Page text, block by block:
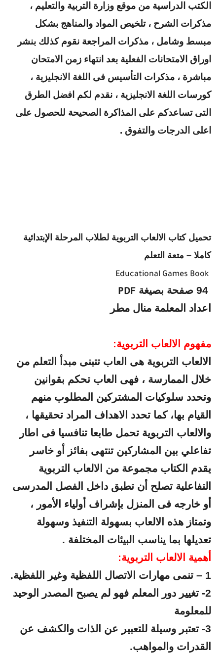
الكتب الدراسية من موقع وزارة التربية والتعليم ،
مذكرات الشرح ، تلخيص المواد والمناهج بشكل
مبسط وشامل ، مذكرات المراجعة نقوم كذلك بنشر
اوراق الامتحانات الفعلية بعد انتهاء زمن الامتحان
مباشرة ، مذكرات التأسيس فى اللغة الانجليزية ،
كورسات اللغة الانجليزية ، نقدم لكم افضل الطرق
التى تساعدكم على المذاكرة الصحيحة للحصول على
اعلى الدرجات والتفوق .
تحميل كتاب الالعاب التربوية لطلاب المرحلة الإبتدائية
كاملا – متعة التعلم
Educational Games Book
PDF
اعداد المعلمة منال مطر
مفهوم الالعاب التربوية:
الالعاب التربوية هى العاب تتبنى مبدأ التعلم من
خلال الممارسة ، فهى العاب تحكم بقوانين
وتحدد سلوكيات المشتركين المطلوب منهم
القيام بها، كما تحدد الاهداف المراد تحقيقها ،
والالعاب التربوية تحمل طابعا تنافسيا فى اطار
تفاعلي بين المشاركين تنتهى بفائز أو خاسر
يقدم الكتاب مجموعة من الالعاب التربوية
التفاعلية تصلح أن تطبق داخل الفصل المدرسى
أو خارجه فى المنزل بإشراف أولياء الأمور ،
وتمتاز هذه الالعاب بسهولة التنفيذ وسهولة
تعديلها بما يناسب البيئات المختلفة .
أهمية الالعاب التربوية:
1 – تنمى مهارات الاتصال اللفظية وغير اللفظية.
2- تغيير دور المعلم فهو لم يصبح المصدر الوحيد
للمعلومة
3- تعتبر وسيلة للتعبير عن الذات والكشف عن
القدرات والمواهب.